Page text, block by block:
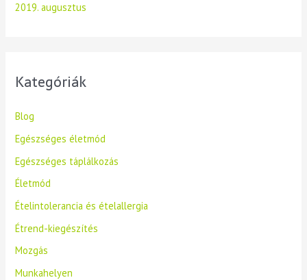
2019. augusztus
Kategóriák
Blog
Egészséges életmód
Egészséges táplálkozás
Életmód
Ételintolerancia és ételallergia
Étrend-kiegészítés
Mozgás
Munkahelyen